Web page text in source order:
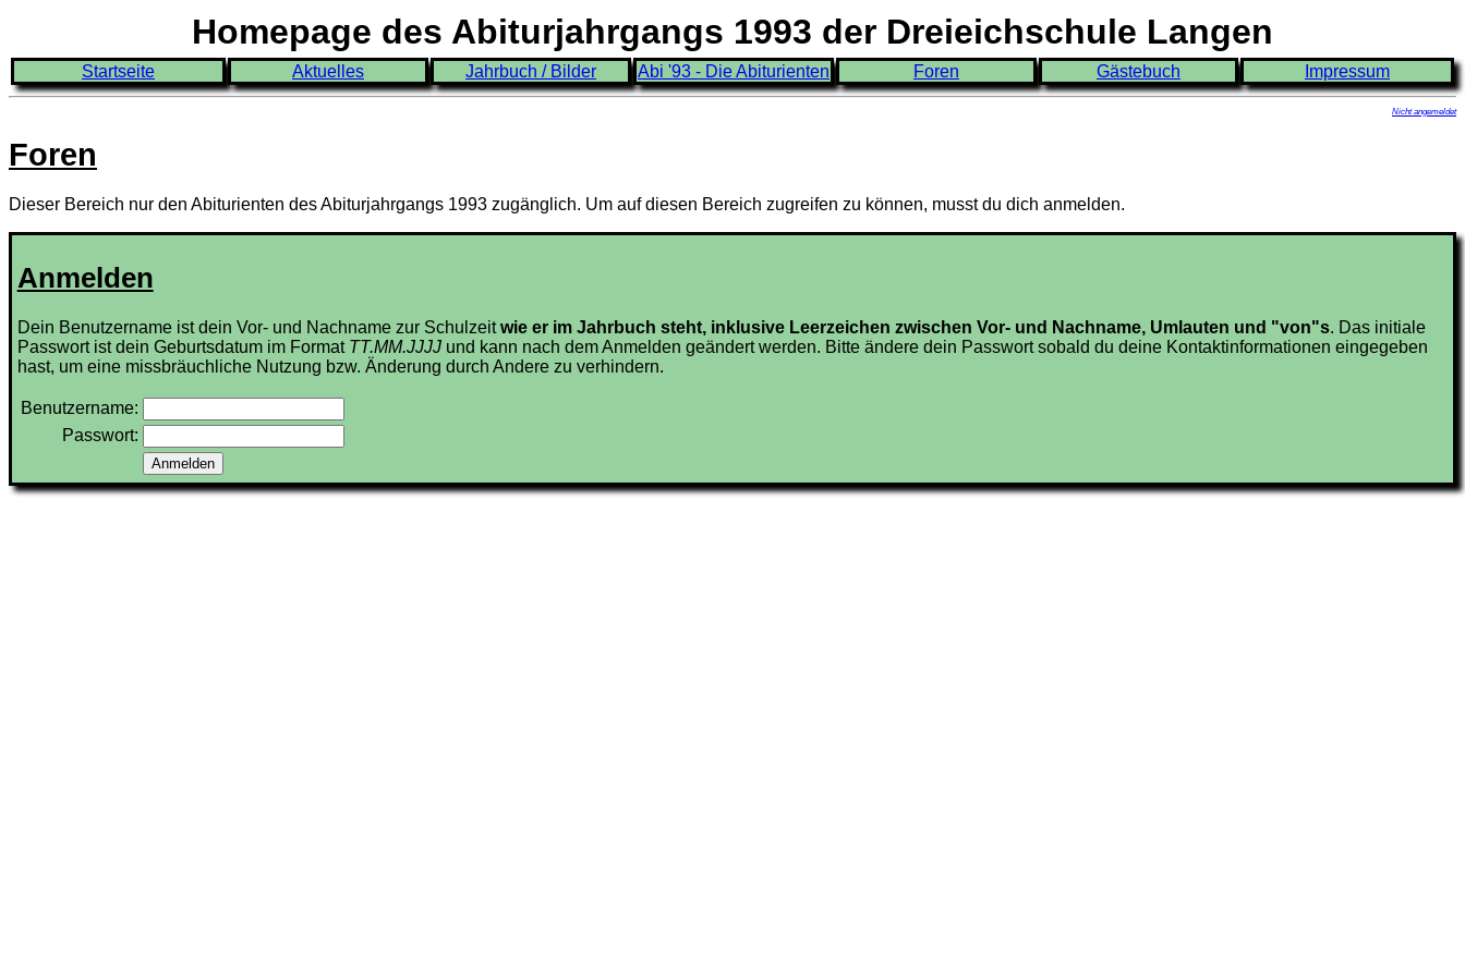
Homepage des Abiturjahrgangs 1993 der Dreieichschule Langen
Startseite Aktuelles Jahrbuch / Bilder Abi '93 - Die Abiturienten Foren Gästebuch Impressum
Nicht angemeldet
Foren
Dieser Bereich nur den Abiturienten des Abiturjahrgangs 1993 zugänglich. Um auf diesen Bereich zugreifen zu können, musst du dich anmelden.
Anmelden
Dein Benutzername ist dein Vor- und Nachname zur Schulzeitwie er im Jahrbuch steht, inklusive Leerzeichen zwischen Vor- und Nachname, Umlauten und "von"s. Das initiale
Passwort ist dein Geburtsdatum im Format TT.MM.JJJJund kann nach dem Anmelden geändert werden. Bitte ändere dein Passwort sobald du deine Kontaktinformationen eingegeben
hast, um eine missbräuchliche Nutzung bzw. Änderung durch Andere zu verhindern.
Benutzername:
Passwort: